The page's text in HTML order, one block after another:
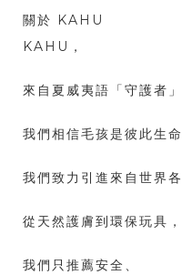
關於 KAHU
KAHU，
來自夏威夷語「守護者」
我們相信毛孩是彼此生
我們致力引進來自世界
從天然護膚到環保玩具，
我們只推薦安全、